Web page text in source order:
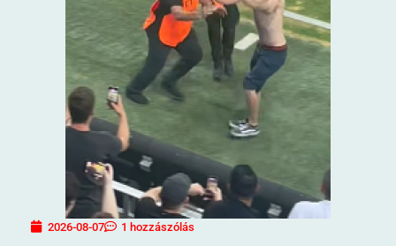
2026-08-07 1 hozzászólás